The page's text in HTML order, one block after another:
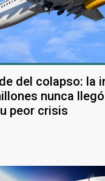
del colapso: la
nunca
peor crisis